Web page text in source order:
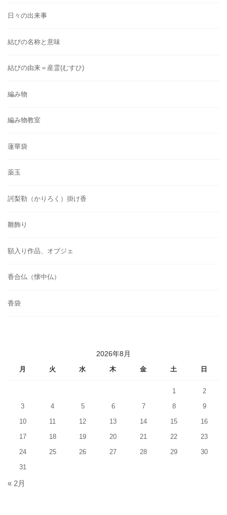
日々の出来事
結びの名称と意味
結びの由来＝産霊(むすひ)
編み物
編み物教室
蓮華袋
薬玉
訶梨勒（かりろく）掛け香
雛飾り
額入り作品、オブジェ
香合仏（懐中仏）
香袋
2026年8月
月 火 水 木 金 土 日
1
2
3
4 5 6 7 8
9
10
11 12 13 14 15
16
17
18 19 20 21 22
23
24
25 26 27 28 29
30
31
« 2月